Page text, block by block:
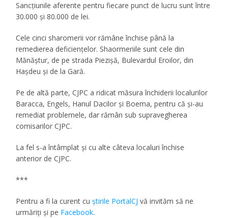
Sancțiunile aferente pentru fiecare punct de lucru sunt între
30.000 și 80.000 de lei.
Cele cinci sharomerii vor rămâne închise până la
remedierea deficiențelor. Shaormeriile sunt cele din
Mănăștur, de pe strada Piezișă, Bulevardul Eroilor, din
Hașdeu și de la Gară.
Pe de altă parte, CJPC a ridicat măsura închiderii localurilor
Baracca, Engels, Hanul Dacilor şi Boema, pentru că şi-au
remediat problemele, dar rămân sub supravegherea
comisarilor CJPC.
La fel s-a întâmplat şi cu alte câteva localuri închise
anterior de CJPC.
***
Pentru a fi la curent cuştirile PortalCJ vă invităm să ne
urmăriţi şi pe Facebook.